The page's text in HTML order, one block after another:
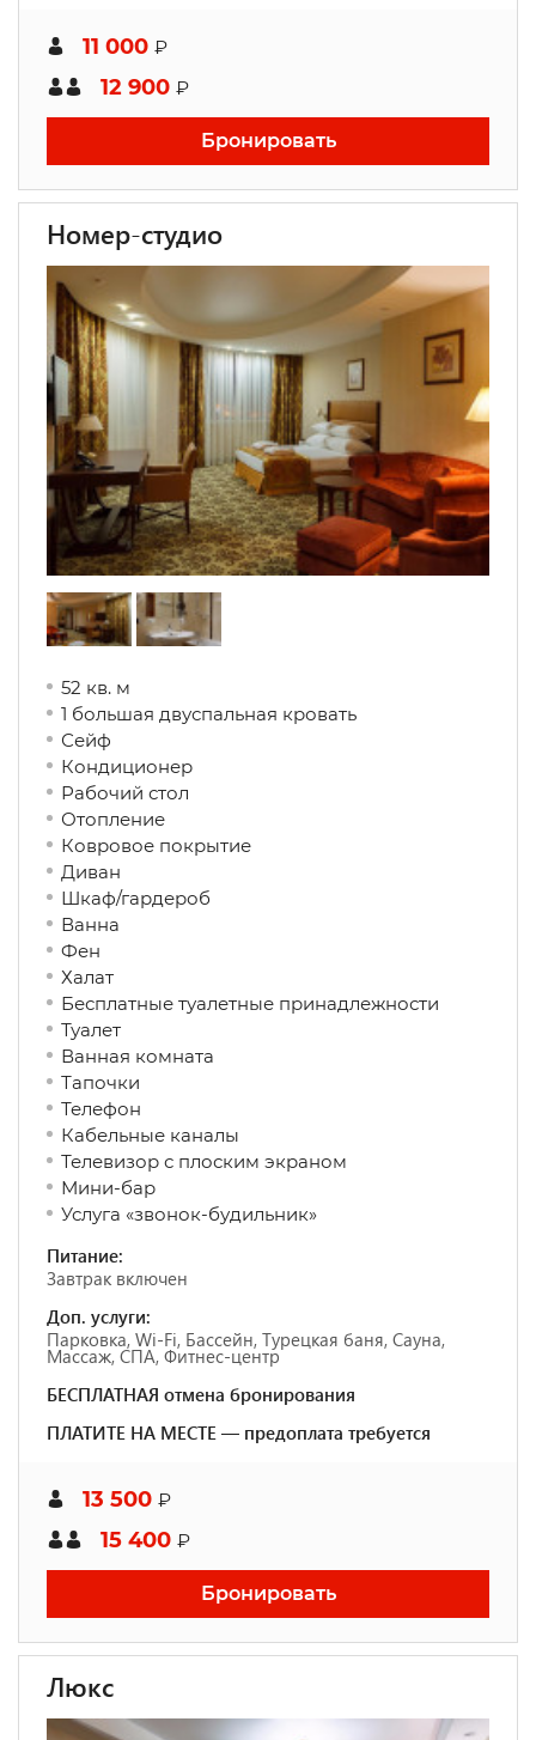
11 000 ₽
12 900 ₽
Бронировать
Номер-студио
52 кв. м
1 большая двуспальная кровать
Сейф
Кондиционер
Рабочий стол
Отопление
Ковровое покрытие
Диван
Шкаф/гардероб
Ванна
Фен
Халат
Бесплатные туалетные принадлежности
Туалет
Ванная комната
Тапочки
Телефон
Кабельные каналы
Телевизор с плоским экраном
Мини-бар
Услуга «звонок-будильник»
Питание:
Завтрак включен
Доп. услуги:
Парковка, Wi-Fi, Бассейн, Турецкая баня, Сауна,
Массаж, СПА, Фитнес-центр
БЕСПЛАТНАЯ отмена бронирования
ПЛАТИТЕ НА МЕСТЕ — предоплата требуется
13 500 ₽
15 400 ₽
Бронировать
Люкс